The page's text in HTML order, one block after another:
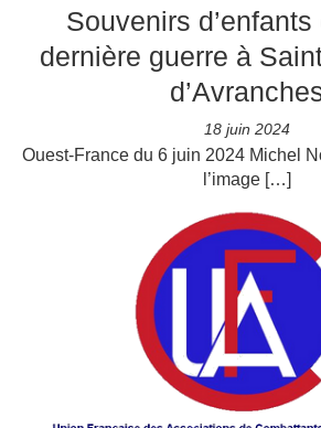
Souvenirs
dernière guerre à
18 juin 2024
Ouest-France du 6 juin 2024 Michel
l’image […]